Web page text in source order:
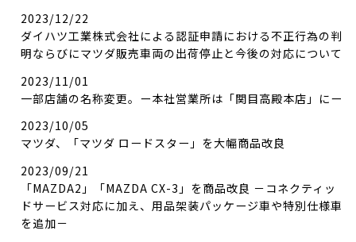
2023/12/22
ダイハツ工業株式会社による認証申請における不正行為の判
明ならびにマツダ販売車両の出荷停止と今後の対応について
2023/11/01
一部店舗の名称変更。ー本社営業所は「関目高殿本店」にー
2023/10/05
マツダ、「マツダ ロードスター」を大幅商品改良
2023/09/21
「MAZDA2」「MAZDA CX-3」を商品改良 －コネクティッ
ドサービス対応に加え、用品架装パッケージ車や特別仕様車
を追加－